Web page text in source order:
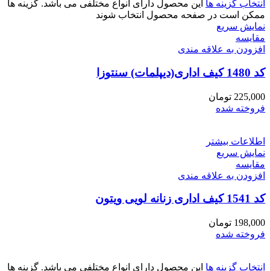
انتخاب گزینه ها این محصول دارای انواع مختلفی می باشد. گزینه ها
ممکن است در صفحه محصول انتخاب شوند
نمایش سریع
مقايسه
افزودن به علاقه مندی
کد 1480 کیف اداری(دیپلمات) سنتوزا
225,000 تومان
فروخته شده
اطلاعات بیشتر
نمایش سریع
مقايسه
افزودن به علاقه مندی
کد 1541 کیف اداری زنانه لویی ویتون
198,000 تومان
فروخته شده
انتخاب گزینه ها این محصول دارای انواع مختلفی می باشد. گزینه ها